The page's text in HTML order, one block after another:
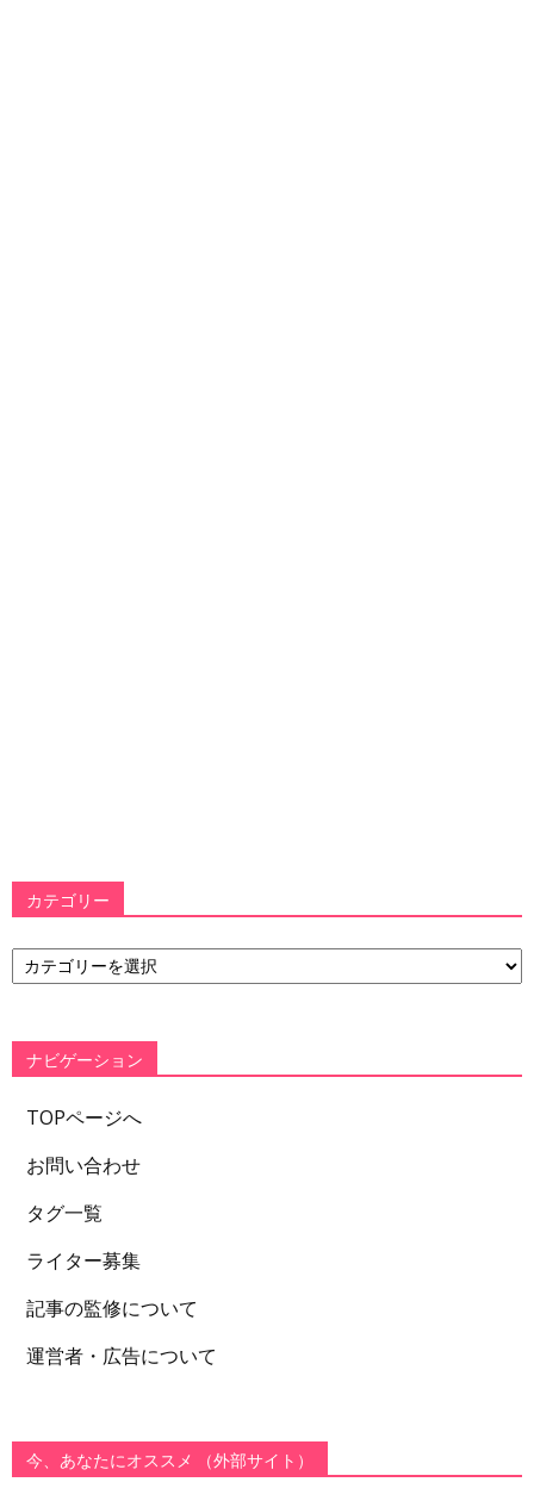
カテゴリー
カ
テ
ー
ナビゲーション
TOPページへ
お問い合わせ
タグ一覧
ライター募集
記事の監修について
運営者・広告について
今、あなたにオススメ （外部サイト）